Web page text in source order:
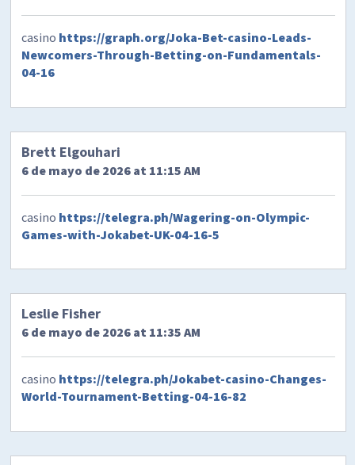
casino https://graph.org/Joka-Bet-casino-Leads-
Newcomers-Through-Betting-on-Fundamentals-
04-16
Brett Elgouhari
6 de mayo de 2026 at 11:15 AM
casino https://telegra.ph/Wagering-on-Olympic-
Games-with-Jokabet-UK-04-16-5
Leslie Fisher
6 de mayo de 2026 at 11:35 AM
casino https://telegra.ph/Jokabet-casino-Changes-
World-Tournament-Betting-04-16-82